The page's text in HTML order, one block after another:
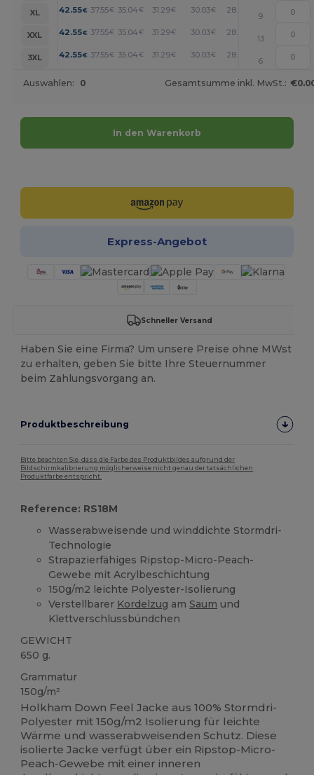
XL
42.55€ 37.55€ 35.04 € 31.29€ 30.03€ 28.78
9
XXL
42.55€ 37.55€ 35.04 € 31.29€ 30.03€ 28.78
13
3XL
42.55€ 37.55€ 35.04 € 31.29€ 30.03€ 28.78
6
Auswahlen: 0 Gesamtsumme inkl. MwSt.:
In den Warenkorb
Express-Angebot
Schneller Versand
Haben Sie eine Firma? Um unsere Preise ohne MWst
zu erhalten, geben Sie bitte Ihre Steuernummer
beim Zahlungsvorgang an.
Produktbeschreibung
Bitte beachten Sie, dass die Farbe des Produktbildes aufgrund der
Bildschirmkalibrierung möglicherweise nicht genau der tatsächlichen
Produktfarbe entspricht.
Reference: RS18M
Wasserabweisende und winddichte Stormdri-
Technologie
Strapazierfähiges Ripstop-Micro-Peach-
Gewebe mit Acrylbeschichtung
150g/m2 leichte Polyester-Isolierung
Verstellbarer Kordelzug amSaum und
Klettverschlussbündchen
GEWICHT
650 g.
Grammatur
150g/m²
Holkham Down Feel Jacke aus 100% Stormdri-
Polyester mit 150g/m2 Isolierung für leichte
Wärme und wasserabweisenden Schutz. Diese
isolierte Jacke verfügt über ein Ripstop-Micro-
Peach-Gewebe mit einer inneren